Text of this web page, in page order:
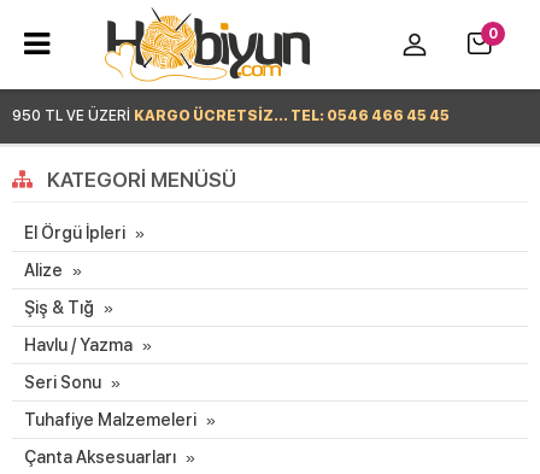
950 TL VE ÜZERİ KARGO ÜCRETSİZ... TEL: 0546 466 45 45
0
KATEGORI MENÜSÜ
El Örgü İpleri
Alize
Şiş & Tığ
Havlu / Yazma
Seri Sonu
Tuhafiye Malzemeleri
Çanta Aksesuarları